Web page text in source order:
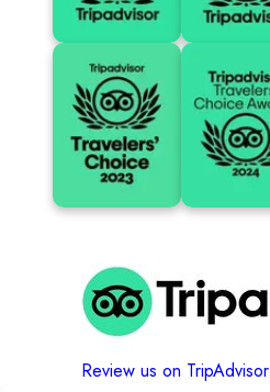
Review us on TripAdvisor